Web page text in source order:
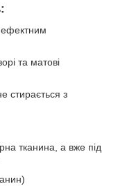
та матові
стирається з
тканина, а вже під